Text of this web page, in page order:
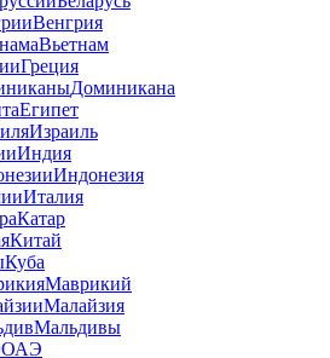
Венгрия
Вьетнам
Греция
Доминикана
Египет
Израиль
Индия
Индонезия
Италия
Катар
Китай
Куба
Маврикий
Малайзия
Мальдивы
ОАЭ